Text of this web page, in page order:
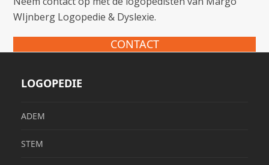
WIjnberg Logopedie & Dyslexie.
CONTACT
LOGOPEDIE
ADEM
STEM